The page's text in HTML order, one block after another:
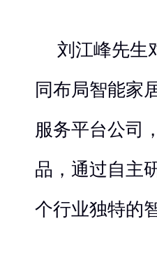
刘江峰先生
同布局智能家
服务平台公司
品，通过自主
个行业独特的